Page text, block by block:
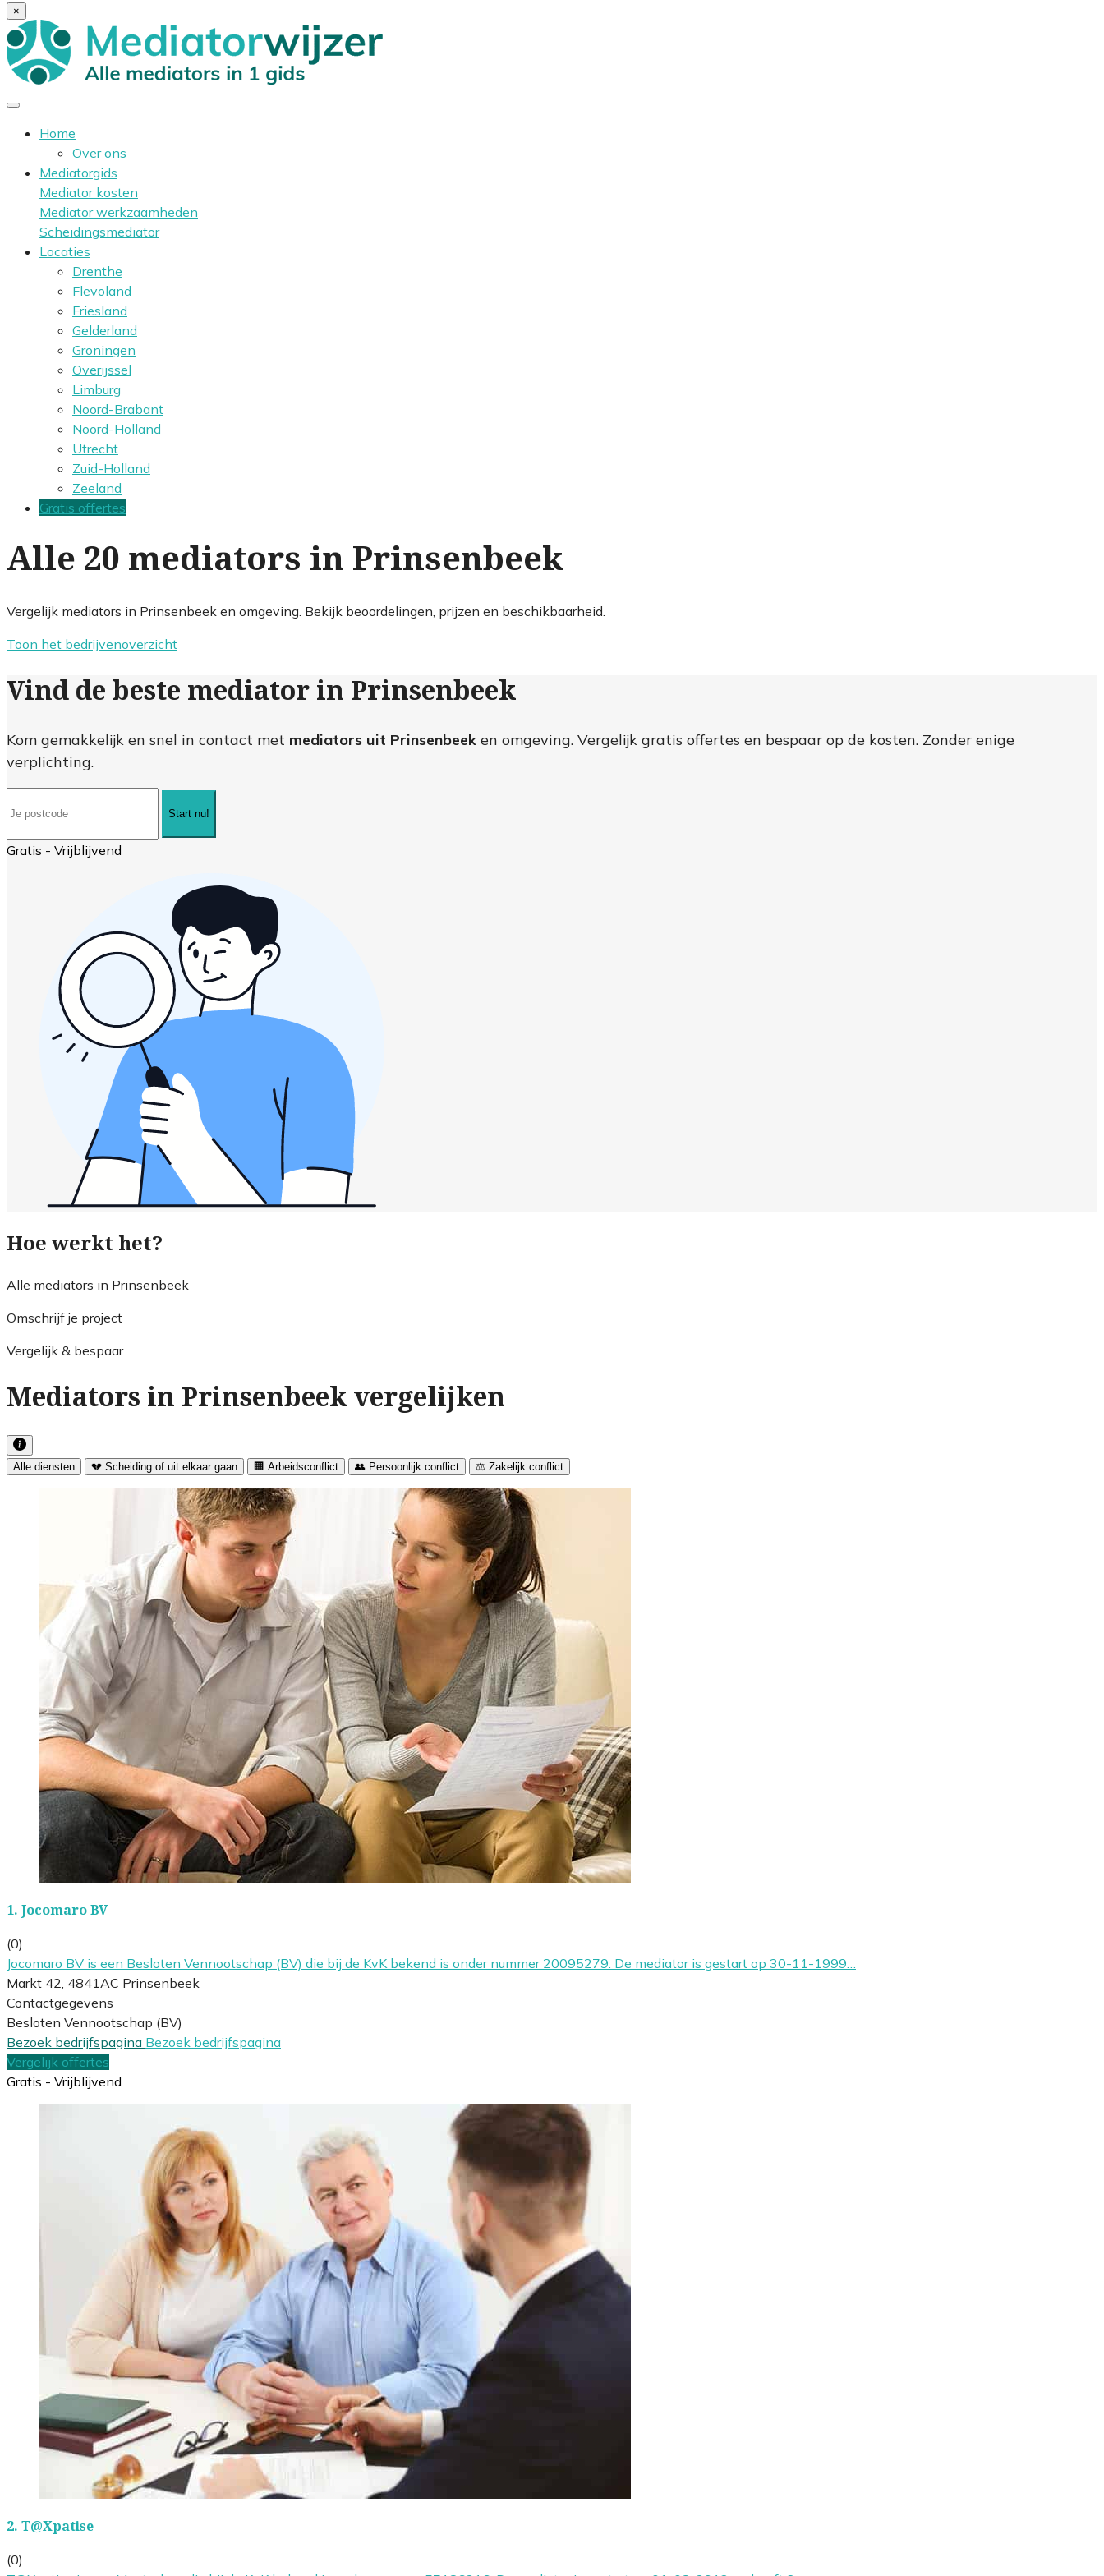
×
Home
Over ons
Mediatorgids
Mediator kosten
Mediator werkzaamheden
Scheidingsmediator
Locaties
Drenthe
Flevoland
Friesland
Gelderland
Groningen
Overijssel
Limburg
Noord-Brabant
Noord-Holland
Utrecht
Zuid-Holland
Zeeland
Gratis offertes
Alle 20 mediators in Prinsenbeek
Vergelijk mediators in Prinsenbeek en omgeving. Bekijk beoordelingen, prijzen en beschikbaarheid.
Toon het bedrijvenoverzicht
Vind de beste mediator in Prinsenbeek
Kom gemakkelijk en snel in contact met mediators uit Prinsenbeek en omgeving. Vergelijk gratis offertes en bespaar op de kosten. Zonder enige
verplichting.
Start nu!
Gratis - Vrijblijvend
Hoe werkt het?
Alle mediators in Prinsenbeek
Omschrijf je project
Vergelijk & bespaar
Mediators in Prinsenbeek vergelijken
Alle diensten 💔 Scheiding of uit elkaar gaan 🏢 Arbeidsconflict 👥 Persoonlijk conflict ⚖️ Zakelijk conflict
1. Jocomaro BV
(0)
Jocomaro BV is een Besloten Vennootschap (BV) die bij de KvK bekend is onder nummer 20095279. De mediator is gestart op 30-11-1999…
Markt 42, 4841AC Prinsenbeek
Contactgegevens
Besloten Vennootschap (BV)
Bezoek bedrijfspagina Bezoek bedrijfspagina
Vergelijk offertes
Gratis - Vrijblijvend
2. T@Xpatise
(0)